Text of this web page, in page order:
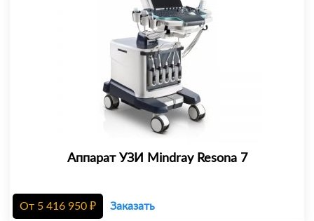
Аппарат УЗИ Mindray Resona 7
От 5 416 950 ₽ Заказать